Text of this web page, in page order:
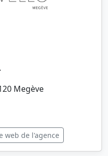
Megève
web de l'agence